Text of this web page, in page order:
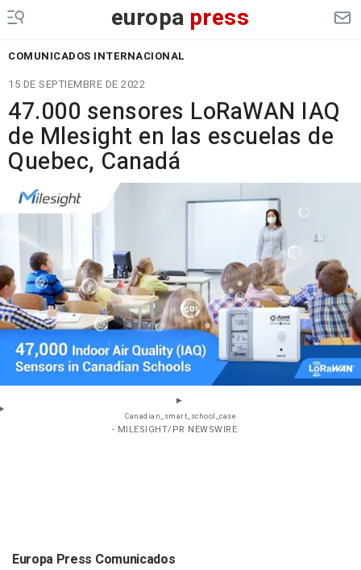
europa press
COMUNICADOS INTERNACIONAL
15 DE SEPTIEMBRE DE 2022
47.000 sensores LoRaWAN IAQ
de Mlesight en las escuelas de
Quebec, Canadá
Canadian_smart_school_case
- MILESIGHT/PR NEWSWIRE
Europa Press Comunicados